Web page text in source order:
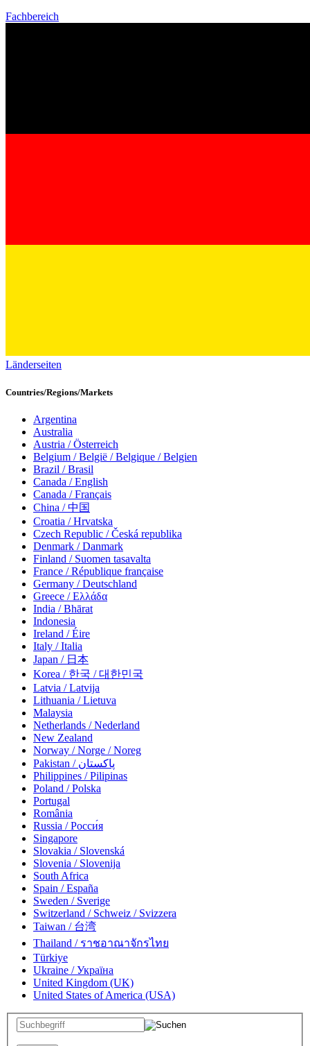
Fachbereich
Länderseiten
Countries/Regions/Markets
Argentina
Australia
Austria / Österreich
Belgium / België / Belgique / Belgien
Brazil / Brasil
Canada / English
Canada / Français
China / 中国
Croatia / Hrvatska
Czech Republic / Česká republika
Denmark / Danmark
Finland / Suomen tasavalta
France / République française
Germany / Deutschland
Greece / Ελλάδα
India / Bhārat
Indonesia
Ireland / Éire
Italy / Italia
Japan / 日本
Korea / 한국 / 대한민국
Latvia / Latvija
Lithuania / Lietuva
Malaysia
Netherlands / Nederland
New Zealand
Norway / Norge / Noreg
Pakistan / پاکستان
Philippines / Pilipinas
Poland / Polska
Portugal
România
Russia / Росси́я
Singapore
Slovakia / Slovenská
Slovenia / Slovenija
South Africa
Spain / España
Sweden / Sverige
Switzerland / Schweiz / Svizzera
Taiwan / 台湾
Thailand / ราชอาณาจักรไทย
Türkiye
Ukraine / Україна
United Kingdom (UK)
United States of America (USA)